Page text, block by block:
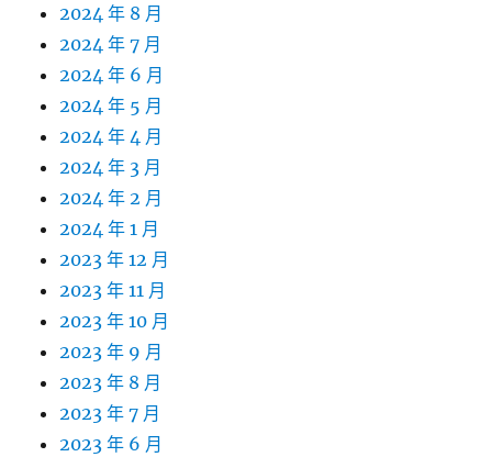
2024 年 8 月
2024 年 7 月
2024 年 6 月
2024 年 5 月
2024 年 4 月
2024 年 3 月
2024 年 2 月
2024 年 1 月
2023 年 12 月
2023 年 11 月
2023 年 10 月
2023 年 9 月
2023 年 8 月
2023 年 7 月
2023 年 6 月